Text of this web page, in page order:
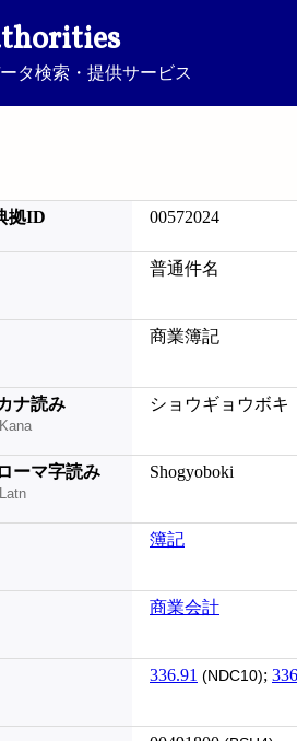
タ検索・提供サービス
拠ID 00572024
普通件名
商業簿記
ナ読み ショウギョウボキ
ーマ字読み Shogyoboki
簿記
商業会計
336.91 (NDC10);